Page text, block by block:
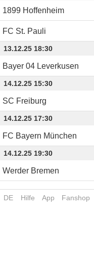
1899 Hoffenheim
FC St. Pauli
13.12.25 18:30
Bayer 04 Leverkusen
14.12.25 15:30
SC Freiburg
14.12.25 17:30
FC Bayern München
14.12.25 19:30
Werder Bremen
DE Hilfe App Fanshop